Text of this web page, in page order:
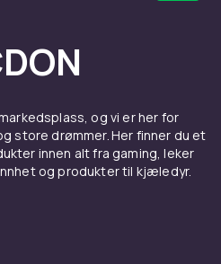
og vi er her for
store drømmer. Her finner du et
innen alt fra gaming, leker
og produkter til kjæledyr.